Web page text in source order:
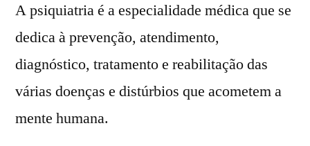
A psiquiatria é a especialidade médica que se
dedica à prevenção, atendimento,
diagnóstico, tratamento e reabilitação das
várias doenças e distúrbios que acometem a
mente humana.